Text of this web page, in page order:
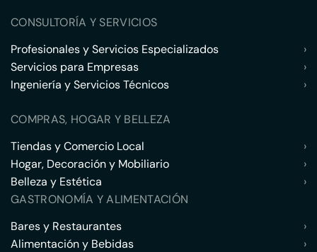
CONSULTORÍA Y SERVICIOS
Profesionales y Servicios Especializados
›
Servicios para Empresas
›
Ingeniería y Servicios Técnicos
›
COMPRAS, HOGAR Y BELLEZA
Tiendas y Comercio Local
›
Hogar, Decoración y Mobiliario
›
Belleza y Estética
›
GASTRONOMÍA Y ALIMENTACIÓN
Bares y Restaurantes
›
Alimentación y Bebidas
›